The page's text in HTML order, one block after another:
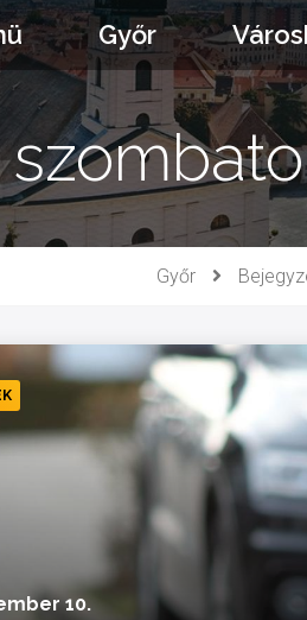
Győr
Győr
10.